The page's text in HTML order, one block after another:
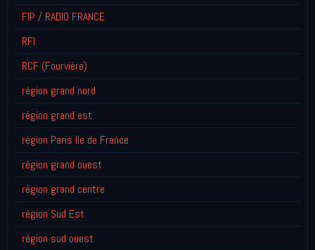
FIP / RADIO FRANCE
RFI
RCF (Fourvière)
région grand nord
région grand est
région Paris Ile de France
région grand ouest
région grand centre
région Sud Est
région sud ouest